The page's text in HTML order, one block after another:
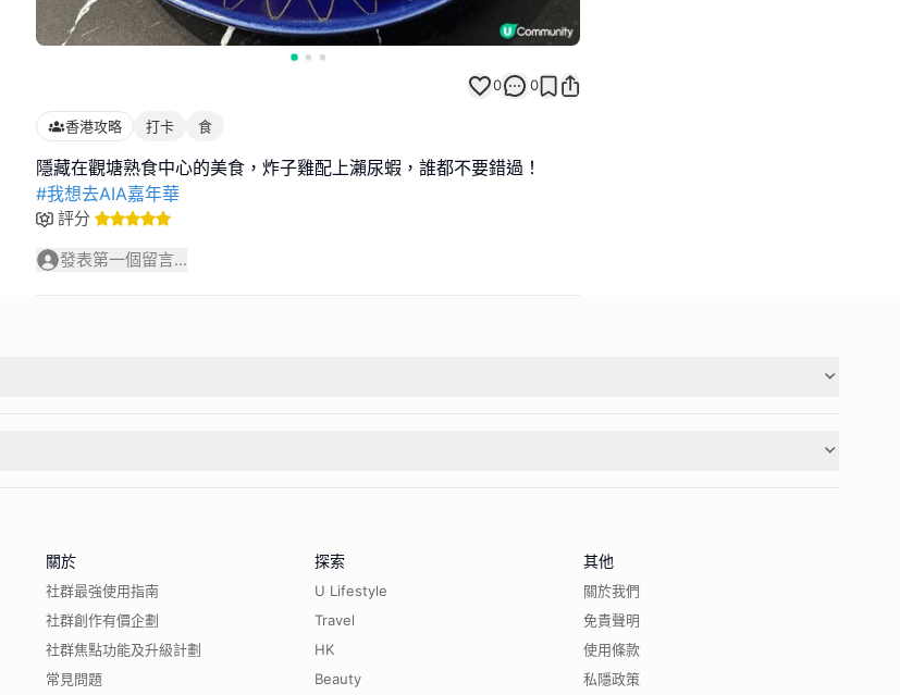
0 0
香港攻略 打卡 食
#我想去AIA嘉年華
評分
發表第一個留言...
關於
社群最強使用指南
社群創作有價企劃
社群焦點功能及升級計劃
常見問題
探索
U Lifestyle
Travel
HK
Beauty
其他
關於我們
免責聲明
使用條款
私隱政策